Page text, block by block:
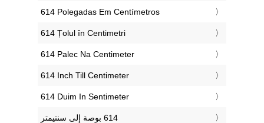
‎614 Polegadas Em Centímetros
‎614 Țolul în Centimetri
‎614 Palec Na Centimeter
‎614 Inch Till Centimeter
‎614 Duim In Sentimeter